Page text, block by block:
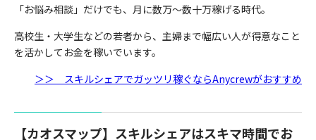
「お悩み相談」だけでも、月に数万〜数十万稼げる時代。
高校生・大学生などの若者から、主婦まで幅広い人が得意なこと
を活かしてお金を稼いでいます。
＞＞ スキルシェアでガッツリ稼ぐならAnycrewがおすすめ
【カオスマップ】スキルシェアはスキマ時間でお